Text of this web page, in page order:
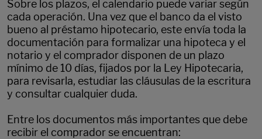
Sobre los plazos, el calendario puede variar según
cada operación. Una vez que el banco da el visto
bueno al préstamo hipotecario, este envía toda la
documentación para formalizar una hipoteca y el
notario y el comprador disponen de un plazo
mínimo de 10 días, fijados por la Ley Hipotecaria,
para revisarla, estudiar las cláusulas de la escritura
y consultar cualquier duda.
Entre los documentos más importantes que debe
recibir el comprador se encuentran: